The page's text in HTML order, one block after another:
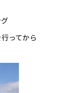
ってから